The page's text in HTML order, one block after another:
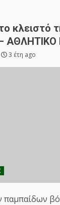
κλειστό
3 έτη ago